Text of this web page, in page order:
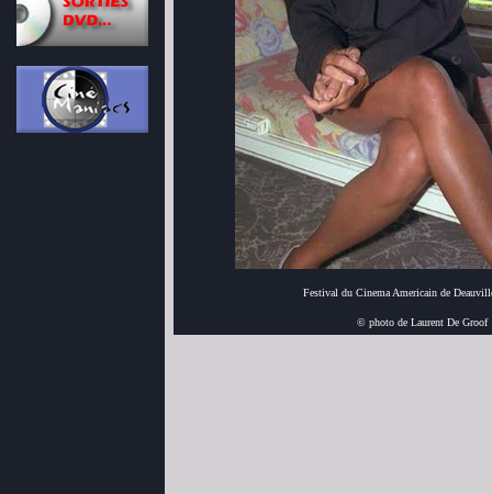
Festival du Cinema Americain de
© photo de Laurent De Groof